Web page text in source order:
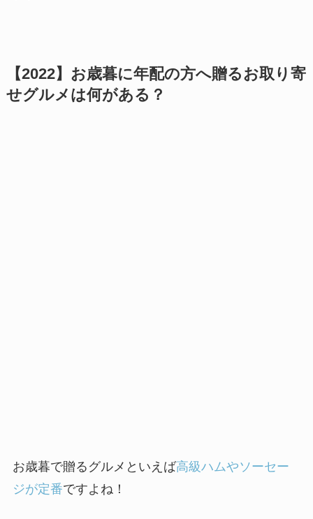
【2022】お歳暮に年配の方へ贈るお取り寄
せグルメは何がある？
お歳暮で贈るグルメといえば高級ハムやソーセー
ジが定番ですよね！